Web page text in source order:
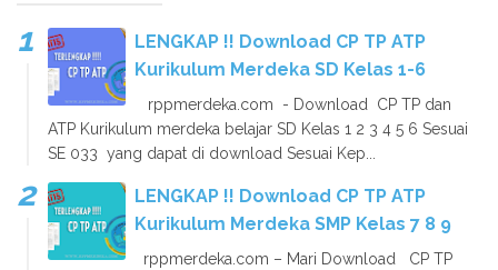
LENGKAP !! Download CP TP ATP
Kurikulum Merdeka SD Kelas 1-6
rppmerdeka.com - Download CP TP dan
ATP Kurikulum merdeka belajar SD Kelas 1 2 3 4 5 6 Sesuai
SE 033 yang dapat di download Sesuai Kep...
LENGKAP !! Download CP TP ATP
Kurikulum Merdeka SMP Kelas 7 8 9
rppmerdeka.com – Mari Download CP TP